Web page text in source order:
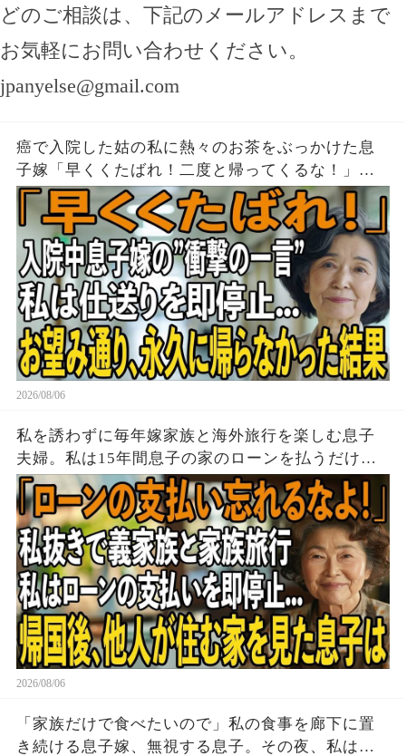
どのご相談は、下記のメールアドレスまで
お気軽にお問い合わせください。
jpanyelse@gmail.com
癌で入院した姑の私に熱々のお茶をぶっかけた息
子嫁「早くくたばれ！二度と帰ってくるな！」→
お望みどおり私は息子夫婦へ仕送りを停止し、永
久に帰らなかった結果
2026/08/06
私を誘わずに毎年嫁家族と海外旅行を楽しむ息子
夫婦。私は15年間息子の家のローンを払うだけ黙
って実印を押し家を即売却→帰国後、他人が住む
家を見た息子は顔面蒼白に
2026/08/06
「家族だけで食べたいので」私の食事を廊下に置
き続ける息子嫁、無視する息子。その夜、私は黙